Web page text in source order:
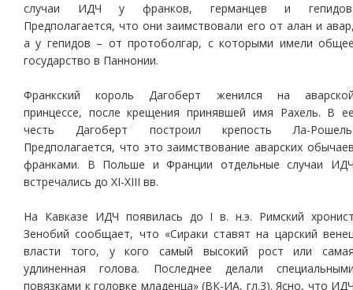
случаи ИДЧ у франков, германцев и
Предполагается, что они заимствовали его от алан и
а у гепидов – от протоболгар, с которыми имели
государство в Паннонии.
Франкский король Дагоберт женился на
принцессе, после крещения принявшей имя Рахель. В
честь Дагоберт построил крепость Ла-
Предполагается, что это заимствование аварских
франками. В Польше и Франции отдельные случаи
встречались до XI-XIII вв.
На Кавказе ИДЧ появилась до I в. н.э. Римский
Зенобий сообщает, что «Сираки ставят на царский
власти того, у кого самый высокий рост или
удлиненная голова. Последнее делали
повязками к головке младенца» (ВК-ИА, гл.3). Ясно, что